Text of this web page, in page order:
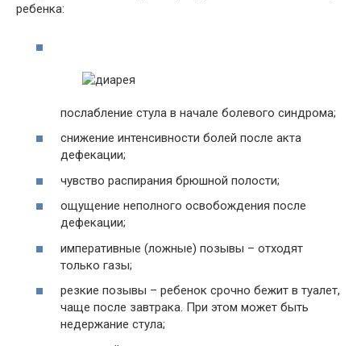
ребенка:
послабление стула в начале болевого синдрома;
снижение интенсивности болей после акта
дефекации;
чувство распирания брюшной полости;
ощущение неполного освобождения после
дефекации;
императивные (ложные) позывы – отходят
только газы;
резкие позывы – ребенок срочно бежит в туалет,
чаще после завтрака. При этом может быть
недержание стула;